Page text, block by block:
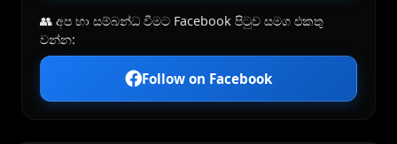
👥 අප හා සම්බන්ධ වීමට Facebook පිටුව සමග එකතු
වන්න:
Follow on Facebook